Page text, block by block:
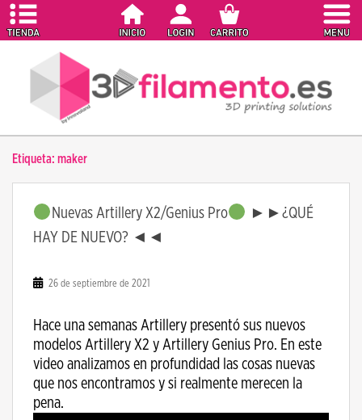
Etiqueta: maker
Nuevas Artillery X2/Genius Pro
►►¿QUÉ
HAY DE NUEVO? ◄◄
26 de septiembre de 2021
Hace una semanas Artillery presentó sus nuevos
modelos Artillery X2 y Artillery Genius Pro. En este
video analizamos en profundidad las cosas nuevas
que nos encontramos y si realmente merecen la
pena.